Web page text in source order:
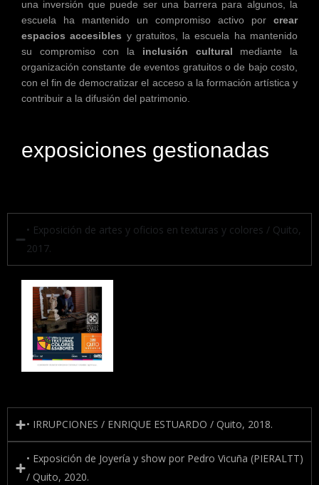
una inversión que puede ser una barrera para algunos, la
escuela ha mantenido un compromiso activo por crear
espacios accesibles y gratuitos, la escuela ha mantenido
su compromiso con la inclusión cultural mediante la
organización constante de eventos gratuitos o de bajo costo,
con el fin de democratizar el acceso a la formación artística y
contribuir a la difusión del patrimonio.
exposiciones gestionadas
• Exposición de artes y oficios en texturas y colores / Quito,
2017.
• IRRUPCIONES / ENRIQUE ESTUARDO / Quito, 2018.
• Exposición de Joyería y show por Pedro Vicuña (PIERALTT)
/ Quito, 2020.